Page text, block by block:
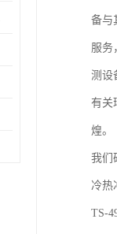
备与
服务
测设
有关
煌。
我们
冷热
TS-